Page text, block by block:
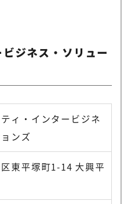
ジネス・ソリュー
ィ・インタービジネ
ンズ
東平塚町1-14 大興平